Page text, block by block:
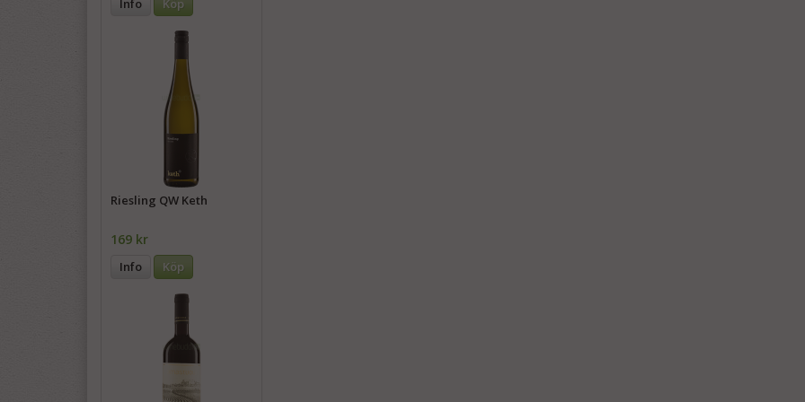
Info Köp
Riesling QW Keth
169 kr
Info Köp